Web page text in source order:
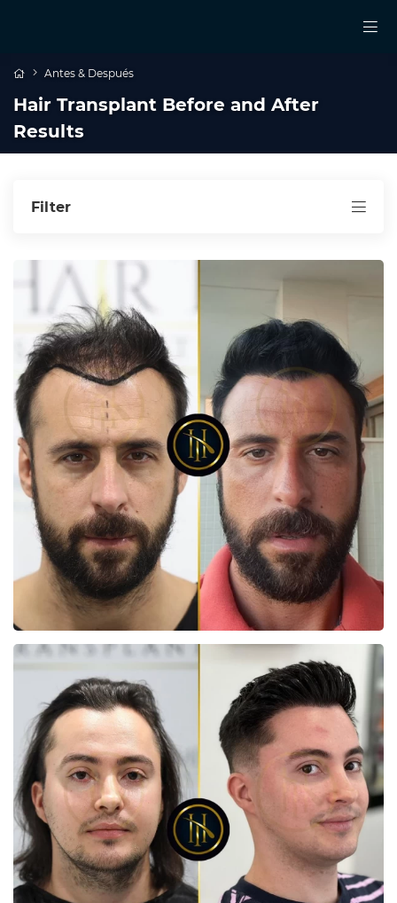
Antes & Después
Hair Transplant Before and After
Results
Filter